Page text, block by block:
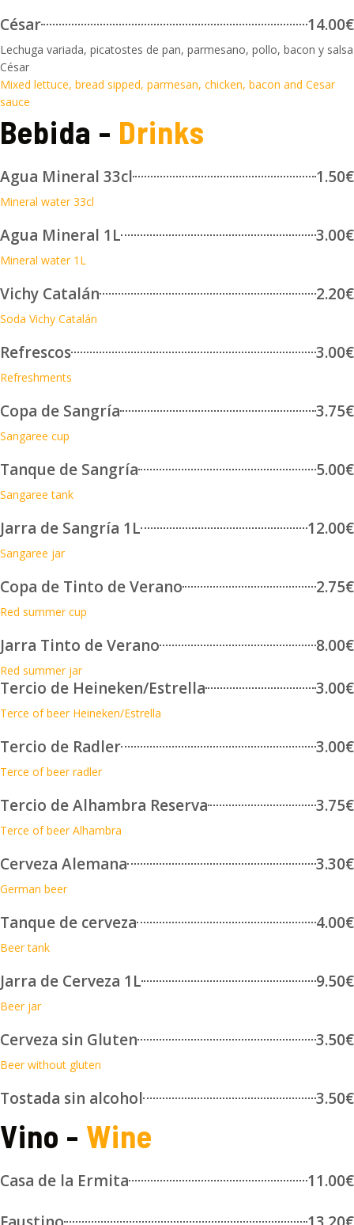
César 14.00€
Lechuga variada, picatostes de pan, parmesano, pollo, bacon y salsa
César
Mixed lettuce, bread sipped, parmesan, chicken, bacon and Cesar
sauce
Bebida - Drinks
Agua Mineral 33cl 1.50€
Mineral water 33cl
Agua Mineral 1L 3.00€
Mineral water 1L
Vichy Catalán 2.20€
Soda Vichy Catalán
Refrescos 3.00€
Refreshments
Copa de Sangría 3.75€
Sangaree cup
Tanque de Sangría 5.00€
Sangaree tank
Jarra de Sangría 1L 12.00€
Sangaree jar
Copa de Tinto de Verano 2.75€
Red summer cup
Jarra Tinto de Verano 8.00€
Red summer jar
Tercio de Heineken/Estrella 3.00€
Terce of beer Heineken/Estrella
Tercio de Radler 3.00€
Terce of beer radler
Tercio de Alhambra Reserva 3.75€
Terce of beer Alhambra
Cerveza Alemana 3.30€
German beer
Tanque de cerveza 4.00€
Beer tank
Jarra de Cerveza 1L 9.50€
Beer jar
Cerveza sin Gluten 3.50€
Beer without gluten
Tostada sin alcohol 3.50€
Vino - Wine
Casa de la Ermita
11.00€